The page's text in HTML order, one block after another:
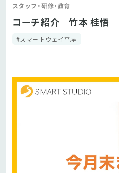
スタッフ・研修・教育
コーチ紹介 竹本 桂悟
#スマートウェイ平岸